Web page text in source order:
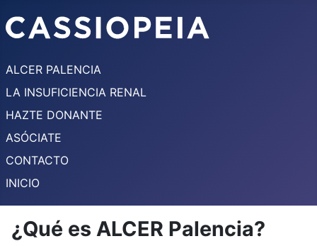
ALCER PALENCIA
LA INSUFICIENCIA RENAL
HAZTE DONANTE
ASÓCIATE
CONTACTO
INICIO
¿Qué es ALCER Palencia?